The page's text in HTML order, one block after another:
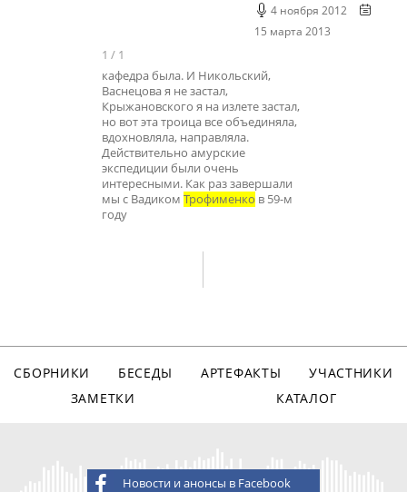
4 ноября 2012
15 марта 2013
1 / 1
кафедра была. И Никольский,
Васнецова я не застал,
Крыжановского я на излете застал,
но вот эта троица все объединяла,
вдохновляла, направляла.
Действительно амурские
экспедиции были очень
интересными. Как раз завершали
мы с Вадиком Трофименко в 59-м
году
СБОРНИКИ БЕСЕДЫ АРТЕФАКТЫ
УЧАСТНИКИ
ЗАМЕТКИ
КАТАЛОГ
Новости и анонсы в Facebook